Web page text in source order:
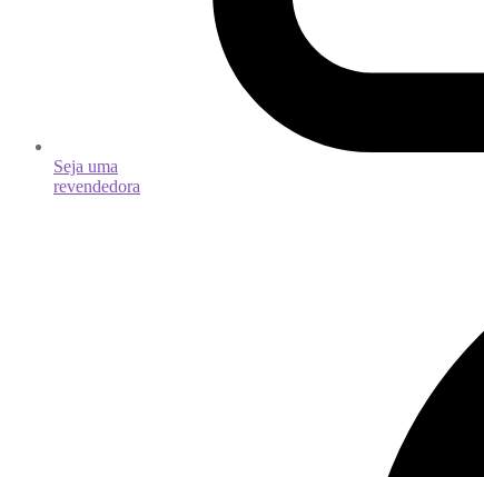
Seja uma
revendedora